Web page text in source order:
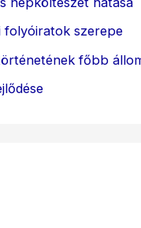
folyóiratok szerepe
főbb